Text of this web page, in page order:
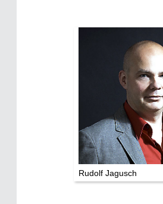
Rudolf Jagusch